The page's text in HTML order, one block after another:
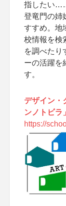
指したい
登竜門の姉
すすめ。地
校情報を検
を調べたり
ーの活躍を
す。
デザイン・
ンノトビラ」
https://